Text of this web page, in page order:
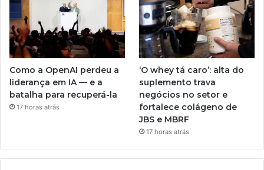
Como a OpenAI perdeu a
liderança em IA — e a
batalha para recuperá-la
17 horas atrás
‘O whey tá caro’: alta do
suplemento trava
negócios no setor e
fortalece colágeno de
JBS e MBRF
17 horas atrás